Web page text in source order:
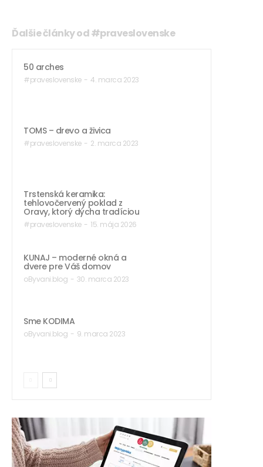
Ďalšie články od #praveslovenske
50 arches
#praveslovenske - 4. marca 2023
TOMS – drevo a živica
#praveslovenske - 2. marca 2023
Trstenská keramika:
tehlovočervený poklad z
Oravy, ktorý dýcha tradíciou
#praveslovenske - 15. mája 2026
KUNAJ – moderné okná a
dvere pre Váš domov
oByvani.blog - 30. marca 2023
Sme KODIMA
oByvani.blog - 9. marca 2023